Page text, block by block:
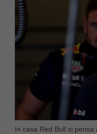
In casa Red Bull si